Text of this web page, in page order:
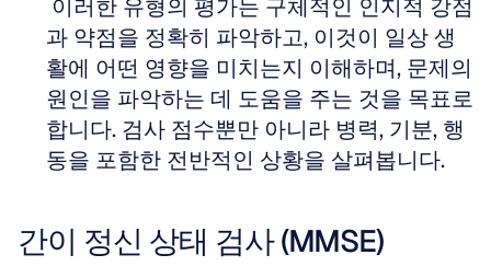
과 약점을 정확히 파악하고, 이것이 일상 생
활에 어떤 영향을 미치는지 이해하며, 문제의
원인을 파악하는 데 도움을 주는 것을 목표로
합니다. 검사 점수뿐만 아니라 병력, 기분, 행
동을 포함한 전반적인 상황을 살펴봅니다.
간이 정신 상태 검사 (MMSE)